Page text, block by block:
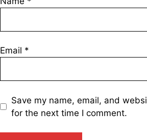
Email *
Save my name, email, and
for the next time I comment.